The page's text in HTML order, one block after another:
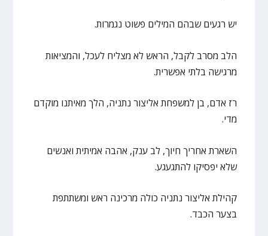
יש רגעים שבהם המילים פשוט נגמרות.
הלב מסרב לקבל, הראש לא מצליח לעכל, והמציאות
מרגישה בלתי אפשרית.
רז אדם, בן למשפחת אליצור נתניה, הלך מאיתנו מוקדם
מדי.
השארת אחריך חיוך, לב ענק, אהבה אמיתית ואנשים
שלא יפסיקו להתגעגע.
קהילת אליצור נתניה כולה מרכינה ראש ומשתתפת
בצער הכבד.